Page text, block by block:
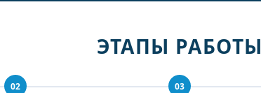
ЭТАПЫ РАБОТЫ
02 03